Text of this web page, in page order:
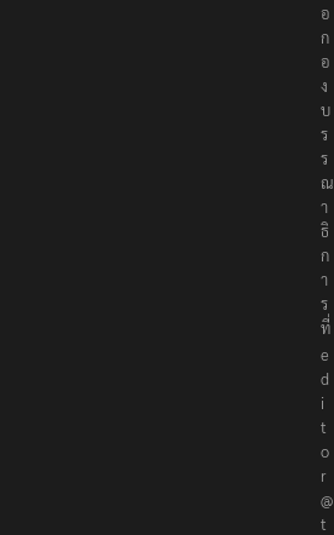
อ
ก
อ
ง
บ
ร
ร
ณ
า
ธิ
ก
า
ร
ที่
e
d
i
t
o
r
@
t